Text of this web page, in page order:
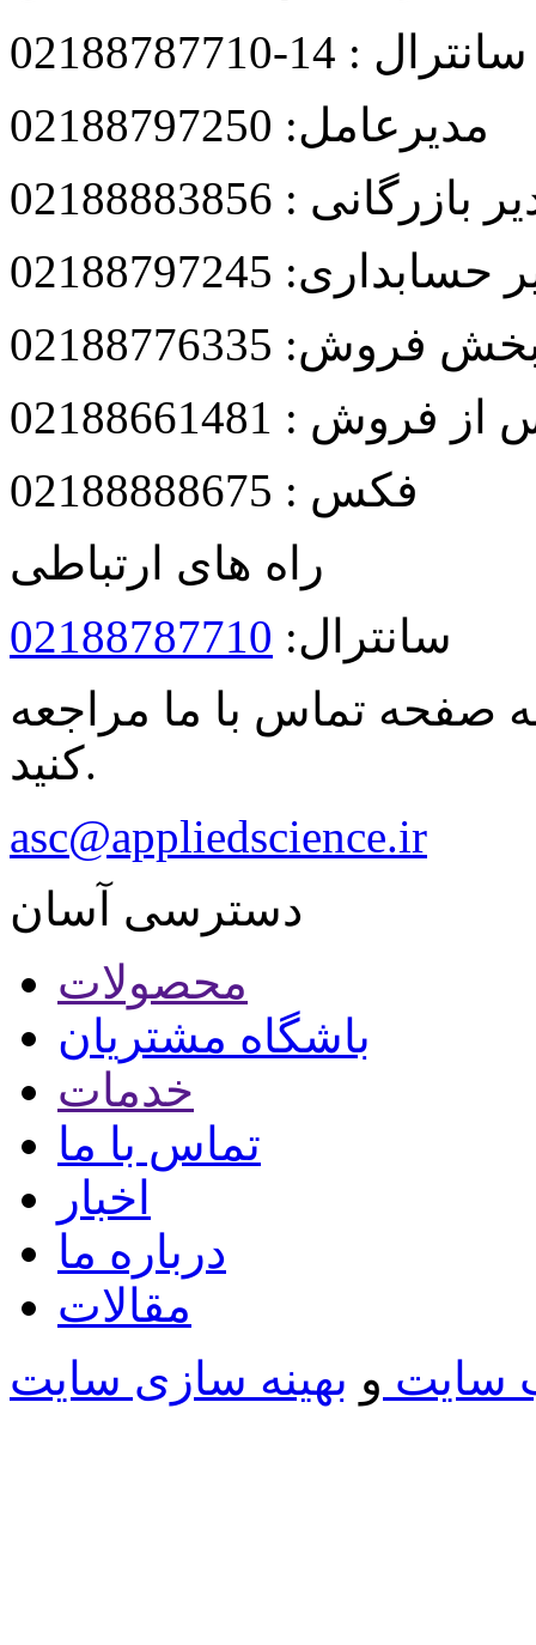
سانترال : 14-02188787710
مدیرعامل: 02188797250
بازرگانی : 02188883856
02188797245
فروش: 02188776335
02188661481
فکس : 02188888675
راه های ارتباطی
سانترال: 02188787710
صفحه تماس با ما مراجعه
کنید.
asc@appliedscience.ir
دسترسی آسان
محصولات
باشگاه مشتریان
خدمات
تماس با ما
اخبار
درباره ما
مقالات
سایت و بهینه سازی سایت